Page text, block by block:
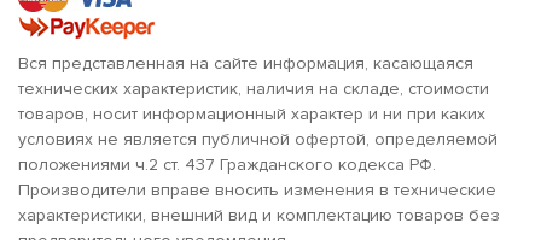
Вся представленная на сайте информация, касающаяся
технических характеристик, наличия на складе, стоимости
товаров, носит информационный характер и ни при каких
условиях не является публичной офертой, определяемой
положениями ч.2 ст. 437 Гражданского кодекса РФ.
Производители вправе вносить изменения в технические
характеристики, внешний вид и комплектацию товаров без